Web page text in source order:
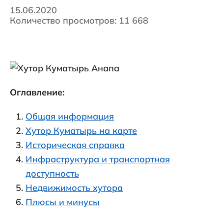
15.06.2020
Количество просмотров: 11 668
Оглавление:
Общая информация
Хутор Куматырь на карте
Историческая справка
Инфраструктура и транспортная
доступность
Недвижимость хутора
Плюсы и минусы